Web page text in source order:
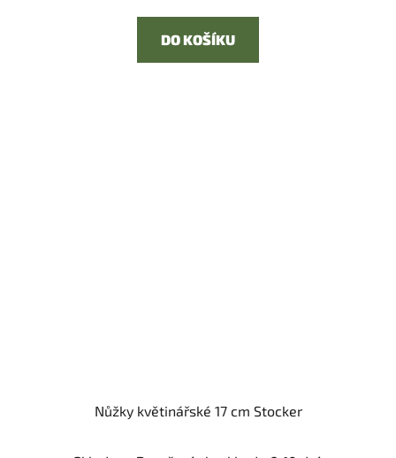
DO KOŠÍKU
Nůžky květinářské 17 cm Stocker